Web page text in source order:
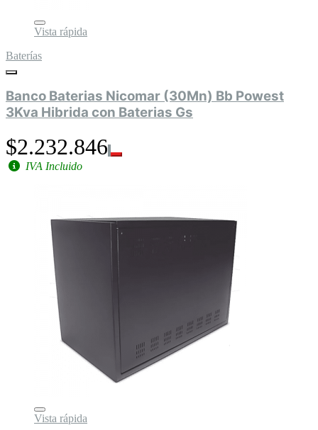
Vista rápida
Baterías
Banco Baterias Nicomar (30Mn) Bb Powest
3Kva Hibrida con Baterias Gs
$2.232.846
IVA Incluido
Vista rápida